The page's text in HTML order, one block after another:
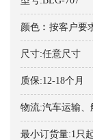
颜色︰按客户要
尺寸:任意尺寸
质保:12-18个月
物流:汽车运输、
最小订货量:1只